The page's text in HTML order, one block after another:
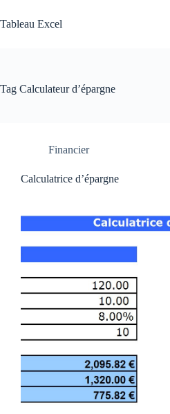
to
content
Tableau Excel
Tag Calculateur d’épargne
Financier
Calculatrice d’épargne